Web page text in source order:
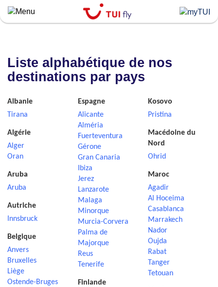
Skip
to
Liste alphabétique de nos
destinations par pays
Albanie
Tirana
Algérie
Alger
Oran
Aruba
Aruba
Autriche
Innsbruck
Belgique
Anvers
Bruxelles
Liège
Ostende-Bruges
Espagne
Alicante
Alméria
Fuerteventura
Gérone
Gran Canaria
Ibiza
Jerez
Lanzarote
Malaga
Minorque
Murcia-Corvera
Palma de
Majorque
Reus
Tenerife
Finlande
Kosovo
Pristina
Macédoine du
Nord
Ohrid
Maroc
Agadir
Al Hoceima
Casablanca
Marrakech
Nador
Oujda
Rabat
Tanger
Tetouan